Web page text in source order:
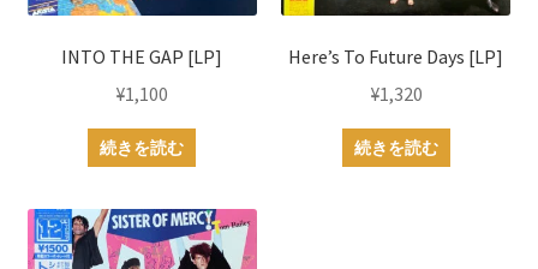
INTO THE GAP [LP]
¥1,100
続きを読む
Here’s To Future Days [LP]
¥1,320
続きを読む